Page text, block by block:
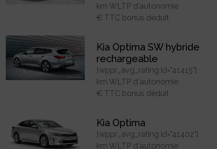
km WLTP d'autonomie
€ TTC bonus déduit
Kia Optima SW hybride
rechargeable
[wppr_avg_rating id="41415"]
km WLTP d'autonomie
€ TTC bonus déduit
Kia Optima
[wppr_avg_rating id="41402"]
km WLTP d'autonomie